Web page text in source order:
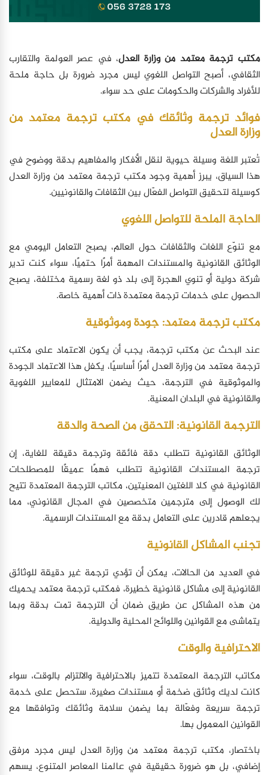
مكتب ترجمة معتمد من وزارة العدل، في عصر العولمة والتقارب
الثقافي، أصبح التواصل اللغوي ليس مجرد ضرورة بل حاجة ملحة
للأفراد والشركات والحكومات على حد سواء.
فوائد ترجمة وثائقك في مكتب ترجمة معتمد من
وزارة العدل
تُعتبر اللغة وسيلة حيوية لنقل الأفكار والمفاهيم بدقة ووضوح في
هذا السياق، يبرز أهمية وجود مكتب ترجمة معتمد من وزارة العدل
كوسيلة لتحقيق التواصل الفعّال بين الثقافات والقانونيين.
الحاجة الملحة للتواصل اللغوي
مع تنوّع اللغات والثقافات حول العالم، يصبح التعامل اليومي مع
الوثائق القانونية والمستندات المهمة أمرًا حتميًا، سواء كنت تدير
شركة دولية أو تنوي الهجرة إلى بلد ذو لغة رسمية مختلفة، يصبح
الحصول على خدمات ترجمة معتمدة ذات أهمية خاصة.
مكتب ترجمة معتمد: جودة وموثوقية
عند البحث عن مكتب ترجمة، يجب أن يكون الاعتماد على مكتب
ترجمة معتمد من وزارة العدل أمرًا أساسيًا، يكفل هذا الاعتماد الجودة
والموثوقية في الترجمة، حيث يضمن الامتثال للمعايير اللغوية
والقانونية في البلدان المعنية.
الترجمة القانونية: التحقق من الصحة والدقة
الوثائق القانونية تتطلب دقة فائقة وترجمة دقيقة للغاية، إن
ترجمة المستندات القانونية تتطلب فهمًا عميقًا للمصطلحات
القانونية في كلا اللغتين المعنيتين، مكاتب الترجمة المعتمدة تتيح
لك الوصول إلى مترجمين متخصصين في المجال القانوني، مما
يجعلهم قادرين على التعامل بدقة مع المستندات الرسمية.
تجنب المشاكل القانونية
في العديد من الحالات، يمكن أن تؤدي ترجمة غير دقيقة للوثائق
القانونية إلى مشاكل قانونية خطيرة، فمكتب ترجمة معتمد يحميك
من هذه المشاكل عن طريق ضمان أن الترجمة تمت بدقة وبما
يتماشى مع القوانين واللوائح المحلية والدولية.
الاحترافية والوقت
مكاتب الترجمة المعتمدة تتميز بالاحترافية والالتزام بالوقت، سواء
كانت لديك وثائق ضخمة أو مستندات صغيرة، ستحصل على خدمة
ترجمة سريعة وفعّالة بما يضمن سلامة وثائقك وتوافقها مع
القوانين المعمول بها.
باختصار، مكتب ترجمة معتمد من وزارة العدل ليس مجرد مرفق
إضافي، بل هو ضرورة حقيقية في عالمنا المعاصر المتنوع، يسهم